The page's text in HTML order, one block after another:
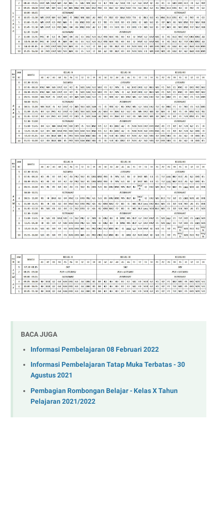
BACA JUGA
Informasi Pembelajaran 08 Februari 2022
Informasi Pembelajaran Tatap Muka Terbatas - 30
Agustus 2021
Pembagian Rombongan Belajar - Kelas X Tahun
Pelajaran 2021/2022